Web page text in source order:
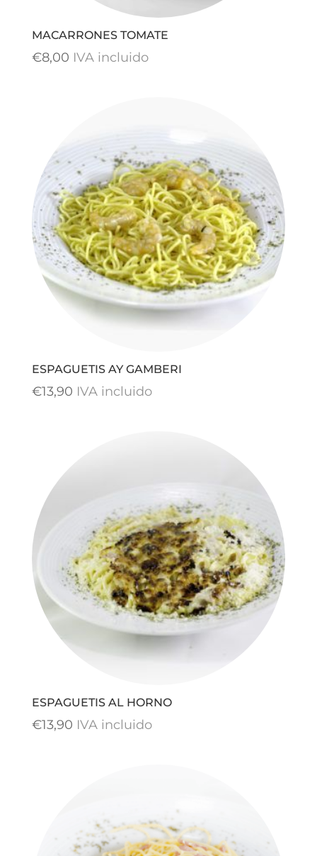
MACARRONES TOMATE
€8,00 IVA incluido
ESPAGUETIS AY GAMBERI
€13,90 IVA incluido
ESPAGUETIS AL HORNO
€13,90 IVA incluido